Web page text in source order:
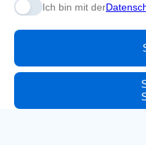
Ich bin mit der